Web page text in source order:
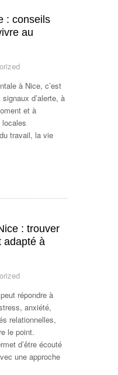
: conseils
au
à Nice, c’est
d’alerte, à
et à
locales
travail, la vie
: trouver
adapté à
répondre à
anxiété,
relationnelles,
le point.
d’être écouté
une approche